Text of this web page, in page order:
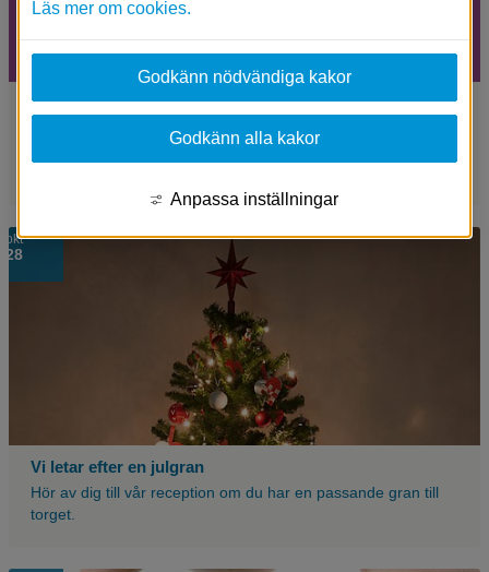
Öppettider i reception och växel
Den 4 november stänger receptionen och växeln kl 13:00 på
okt
28
Vi letar efter en julgran
Hör av dig till vår reception om du har en passande gran till
torget.
Läs mer om cookies.
Godkänn nödvändiga kakor
Godkänn alla kakor
Anpassa inställningar